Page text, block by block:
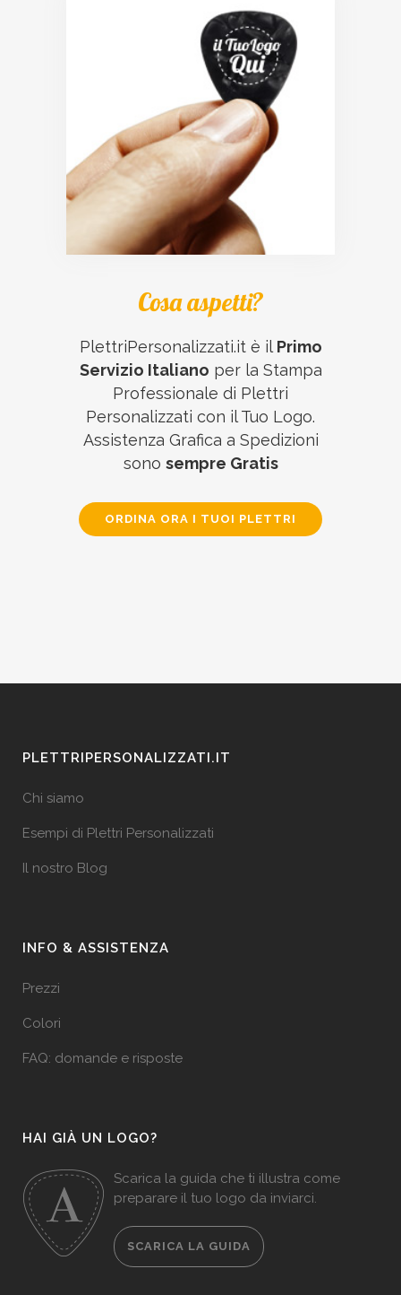
Cosa aspetti?
PlettriPersonalizzati.it è il Primo
Servizio Italiano per la Stampa
Professionale di Plettri
Personalizzati con il Tuo Logo.
Assistenza Grafica a Spedizioni
sono sempre Gratis
ORDINA ORA I TUOI PLETTRI
PLETTRIPERSONALIZZATI.IT
Chi siamo
Esempi di Plettri Personalizzati
Il nostro Blog
INFO & ASSISTENZA
Prezzi
Colori
FAQ: domande e risposte
HAI GIÀ UN LOGO?
Scarica la guida che ti illustra come
preparare il tuo logo da inviarci.
SCARICA LA GUIDA